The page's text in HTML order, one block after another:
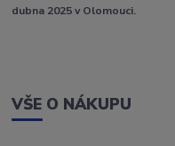
dubna 2025 v Olomouci.
VŠE O NÁKUPU